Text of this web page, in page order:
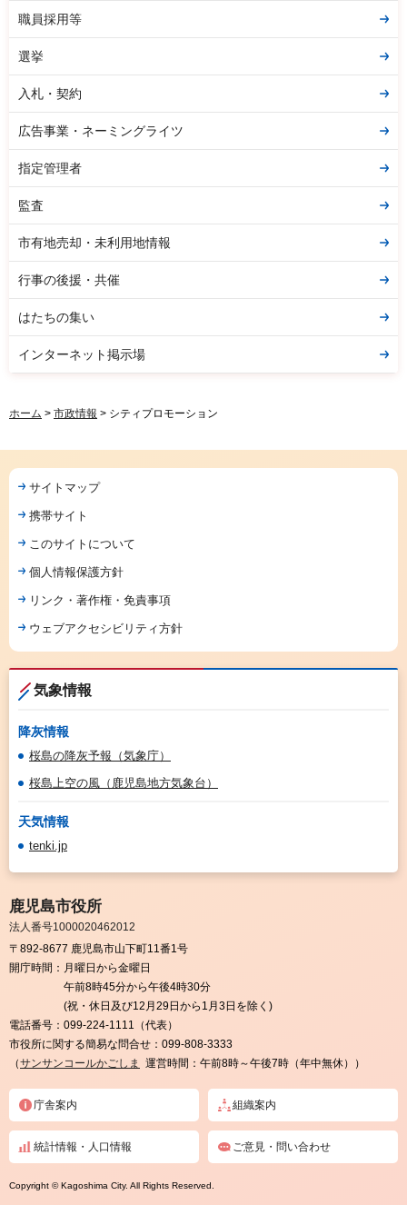
職員採用等
選挙
入札・契約
広告事業・ネーミングライツ
指定管理者
監査
市有地売却・未利用地情報
行事の後援・共催
はたちの集い
インターネット掲示場
ホーム > 市政情報 > シティプロモーション
サイトマップ
携帯サイト
このサイトについて
個人情報保護方針
リンク・著作権・免責事項
ウェブアクセシビリティ方針
気象情報
降灰情報
桜島の降灰予報（気象庁）
桜島上空の風（鹿児島地方気象台）
天気情報
tenki.jp
鹿児島市役所
法人番号1000020462012
〒892-8677 鹿児島市山下町11番1号
開庁時間： 月曜日から金曜日
午前8時45分から午後4時30分
(祝・休日及び12月29日から1月3日を除く)
電話番号： 099-224-1111（代表）
市役所に関する簡易な問合せ： 099-808-3333
（サンサンコールかごしま 運営時間：午前8時～午後7時（年中無休））
庁舎案内 組織案内
統計情報・人口情報 ご意見・問い合わせ
Copyright © Kagoshima City. All Rights Reserved.